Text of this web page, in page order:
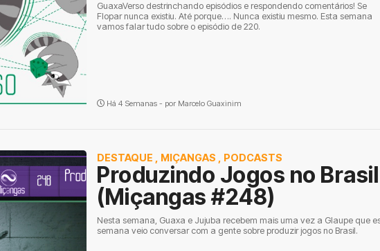
GuaxaVerso destrinchando episódios e respondendo comentários! Se
Flopar nunca existiu. Até porque…. Nunca existiu mesmo. Esta semana
vamos falar tudo sobre o episódio de 220.
Há 4 Semanas - por Marcelo Guaxinim
DESTAQUE MIÇANGAS PODCASTS
Produzindo Jogos no Brasil
(Miçangas #248)
Nesta semana, Guaxa e Jujuba recebem mais uma vez a Glaupe que
semana veio conversar com a gente sobre produzir jogos no Brasil.